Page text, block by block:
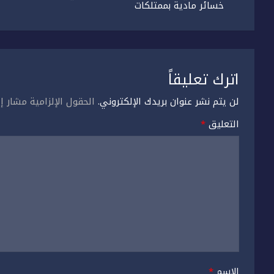
خسائر مادية بممتلكات
اترك تعليقاً
لن يتم نشر عنوان بريدك الإلكتروني. الحقول الإلزامية مشار
التعليق*